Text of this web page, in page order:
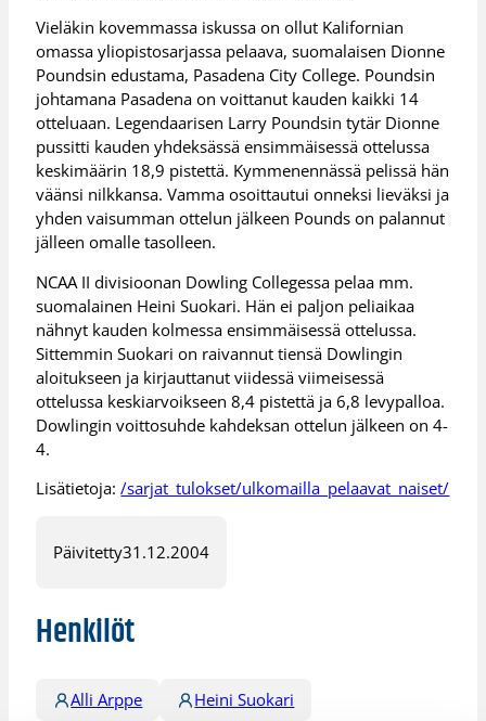
Vieläkin kovemmassa iskussa on ollut Kalifornian
omassa yliopistosarjassa pelaava, suomalaisen Dionne
Poundsin edustama, Pasadena City College. Poundsin
johtamana Pasadena on voittanut kauden kaikki 14
otteluaan. Legendaarisen Larry Poundsin tytär Dionne
pussitti kauden yhdeksässä ensimmäisessä ottelussa
keskimäärin 18,9 pistettä. Kymmenennässä pelissä hän
väänsi nilkkansa. Vamma osoittautui onneksi lieväksi ja
yhden vaisumman ottelun jälkeen Pounds on palannut
jälleen omalle tasolleen.
NCAA II divisioonan Dowling Collegessa pelaa mm.
suomalainen Heini Suokari. Hän ei paljon peliaikaa
nähnyt kauden kolmessa ensimmäisessä ottelussa.
Sittemmin Suokari on raivannut tiensä Dowlingin
aloitukseen ja kirjauttanut viidessä viimeisessä
ottelussa keskiarvoikseen 8,4 pistettä ja 6,8 levypalloa.
Dowlingin voittosuhde kahdeksan ottelun jälkeen on 4-
4.
Lisätietoja:/sarjat_tulokset/ulkomailla_pelaavat_naiset/
Päivitetty31.12.2004
Henkilöt
Alli Arppe Heini Suokari